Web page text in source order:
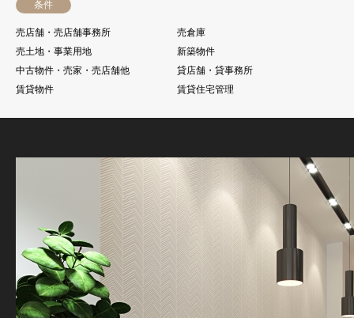
条件
売店舗・売店舗事務所
売倉庫
売土地・事業用地
新築物件
中古物件・売家・売店舗他
貸店舗・貸事務所
賃貸物件
賃貸住宅管理